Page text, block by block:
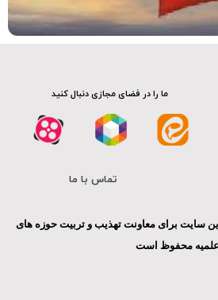
ما را در فضای مجازی دنبال کنید
تماس با ما
سایت برای معاونت تهذیب و تربیت حوزه های
محفوظ است